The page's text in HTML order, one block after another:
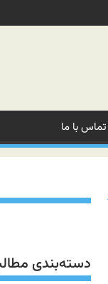
تماس با ما
دسته‌بندی